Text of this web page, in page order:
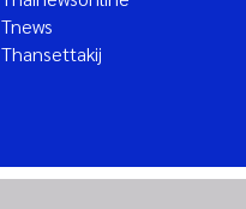
Tnews
Thansettakij